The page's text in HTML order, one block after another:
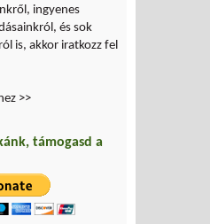
ingyenes
és sok
is, akkor iratkozz fel
>>
támogasd a